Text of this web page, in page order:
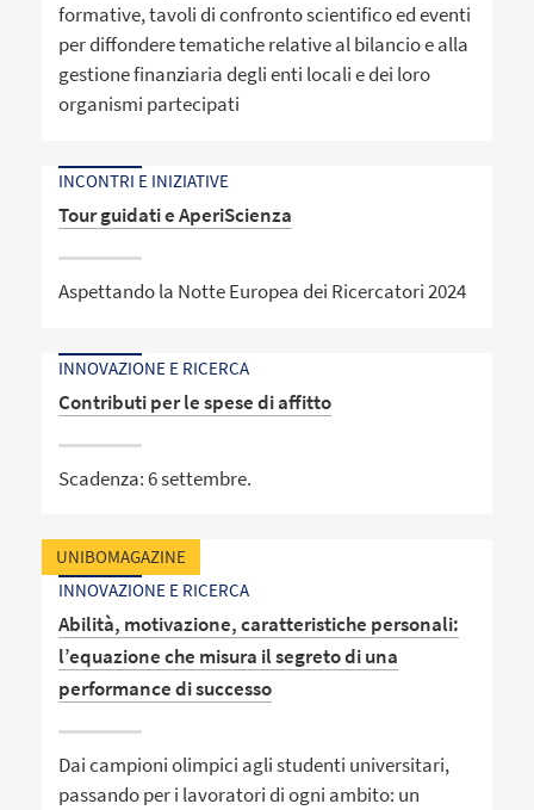
formative, tavoli di confronto scientifico ed eventi
per diffondere tematiche relative al bilancio e alla
gestione finanziaria degli enti locali e dei loro
organismi partecipati
INCONTRI E INIZIATIVE
Tour guidati e AperiScienza
Aspettando la Notte Europea dei Ricercatori 2024
INNOVAZIONE E RICERCA
Contributi per le spese di affitto
Scadenza: 6 settembre.
UNIBOMAGAZINE
INNOVAZIONE E RICERCA
Abilità, motivazione, caratteristiche personali:
l’equazione che misura il segreto di una
performance di successo
Dai campioni olimpici agli studenti universitari,
passando per i lavoratori di ogni ambito: un